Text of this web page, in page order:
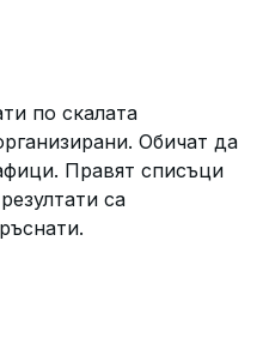
по скалата
Обичат да
Правят списъци
са